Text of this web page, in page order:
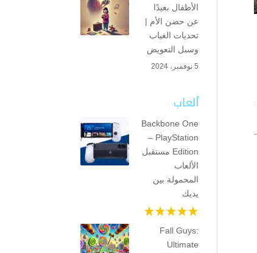
الأطفال بعيدًا
عن حضن الأم |
تحديات الغياب
وسبل التعويض
5 نوفمبر، 2024
ألعاب
Backbone One
– PlayStation
Edition مستقبل
الألعاب
المحمولة بين
يديك
Fall Guys:
Ultimate